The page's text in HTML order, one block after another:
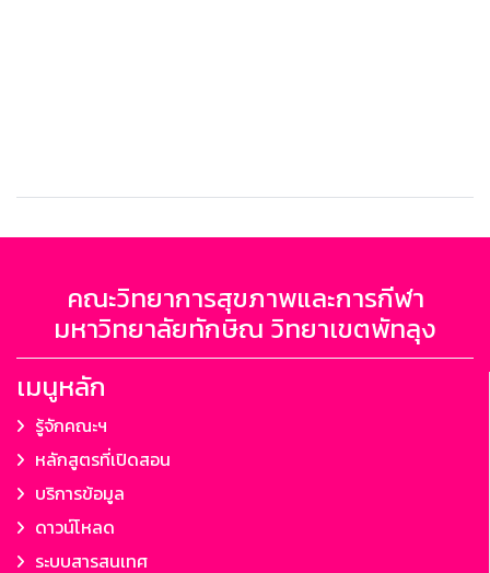
คณะวิทยาการสุขภาพและการกีฬา
มหาวิทยาลัยทักษิณ วิทยาเขตพัทลุง
เมนูหลัก
รู้จักคณะฯ
หลักสูตรที่เปิดสอน
บริการข้อมูล
ดาวน์โหลด
ระบบสารสนเทศ